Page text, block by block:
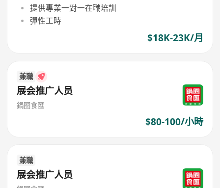
提供專業一對一在職培訓
彈性工時
$18K-23K/月
兼職
展会推广人员
鍋圈食匯
$80-100/小時
兼職
展会推广人员